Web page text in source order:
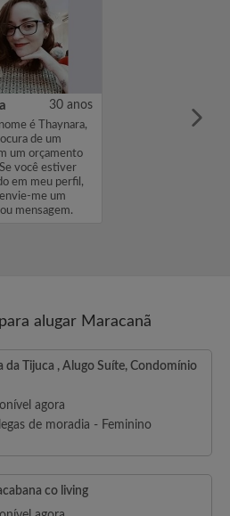
30 anos
é Thaynara,
de um
um orçamento
você estiver
em meu perfil,
me um
mensagem.
alugar Maracanã
da Tijuca , Alugo Suíte, Condomínio
agora
de moradia - Feminino
co living